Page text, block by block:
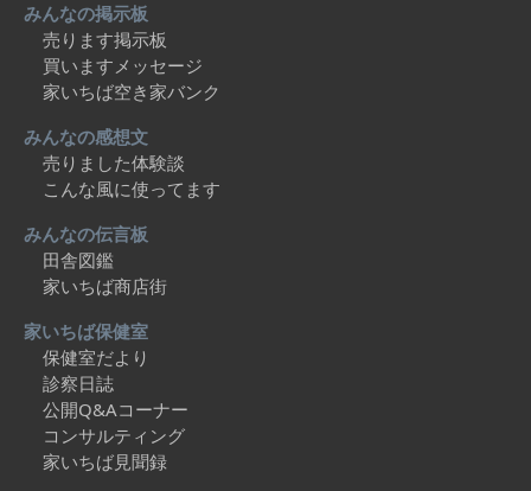
みんなの掲示板
売ります掲示板
買いますメッセージ
家いちば空き家バンク
みんなの感想文
売りました体験談
こんな風に使ってます
みんなの伝言板
田舎図鑑
家いちば商店街
家いちば保健室
保健室だより
診察日誌
公開Q&Aコーナー
コンサルティング
家いちば見聞録